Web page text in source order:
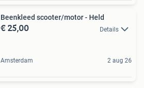
Beenkleed scooter/motor - Held
€ 25,00 Details
Amsterdam 2 aug 26